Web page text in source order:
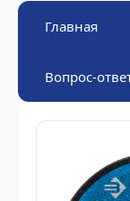
Главная
Вопрос-